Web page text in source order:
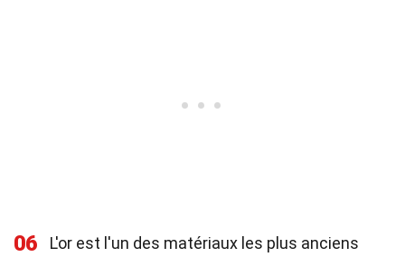
06
L'or est l'un des matériaux les plus anciens